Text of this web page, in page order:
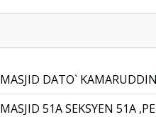
MASJID DATO` KAMARUDDIN
MASJID 51A SEKSYEN 51A